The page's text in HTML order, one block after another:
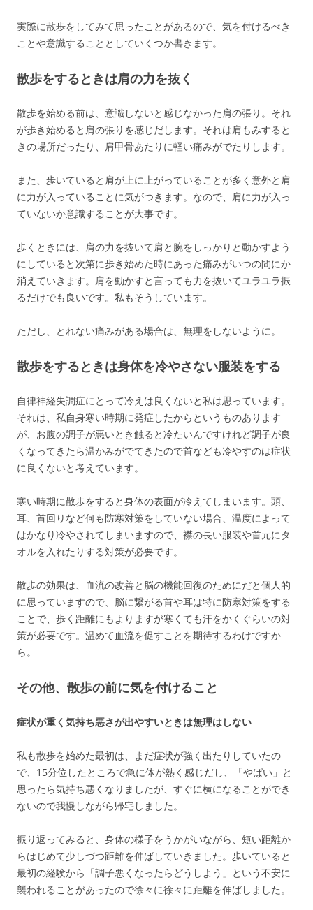
実際に散歩をしてみて思ったことがあるので、気を付けるべき
ことや意識することとしていくつか書きます。
散歩をするときは肩の力を抜く
散歩を始める前は、意識しないと感じなかった肩の張り。それ
が歩き始めると肩の張りを感じだします。それは肩もみすると
きの場所だったり、肩甲骨あたりに軽い痛みがでたりします。
また、歩いていると肩が上に上がっていることが多く意外と肩
に力が入っていることに気がつきます。なので、肩に力が入っ
ていないか意識することが大事です。
歩くときには、肩の力を抜いて肩と腕をしっかりと動かすよう
にしていると次第に歩き始めた時にあった痛みがいつの間にか
消えていきます。肩を動かすと言っても力を抜いてユラユラ振
るだけでも良いです。私もそうしています。
ただし、とれない痛みがある場合は、無理をしないように。
散歩をするときは身体を冷やさない服装をする
自律神経失調症にとって冷えは良くないと私は思っています。
それは、私自身寒い時期に発症したからというものあります
が、お腹の調子が悪いとき触ると冷たいんですけれど調子が良
くなってきたら温かみがでてきたので首なども冷やすのは症状
に良くないと考えています。
寒い時期に散歩をすると身体の表面が冷えてしまいます。頭、
耳、首回りなど何も防寒対策をしていない場合、温度によって
はかなり冷やされてしまいますので、襟の長い服装や首元にタ
オルを入れたりする対策が必要です。
散歩の効果は、血流の改善と脳の機能回復のためにだと個人的
に思っていますので、脳に繋がる首や耳は特に防寒対策をする
ことで、歩く距離にもよりますが寒くても汗をかくぐらいの対
策が必要です。温めて血流を促すことを期待するわけですか
ら。
その他、散歩の前に気を付けること
症状が重く気持ち悪さが出やすいときは無理はしない
私も散歩を始めた最初は、まだ症状が強く出たりしていたの
で、15分位したところで急に体が熱く感じだし、「やばい」と
思ったら気持ち悪くなりましたが、すぐに横になることができ
ないので我慢しながら帰宅しました。
振り返ってみると、身体の様子をうかがいながら、短い距離か
らはじめて少しづつ距離を伸ばしていきました。歩いていると
最初の経験から「調子悪くなったらどうしよう」という不安に
襲われることがあったので徐々に徐々に距離を伸ばしました。